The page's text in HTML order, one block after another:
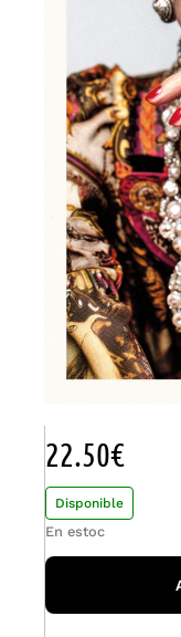
22.50€
Disponible
En estoc